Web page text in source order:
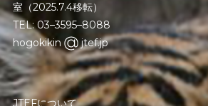
室（2025.7.4移転）
TEL: 03–3595–8088
hogokikin
jtef.jp
JTEFについて